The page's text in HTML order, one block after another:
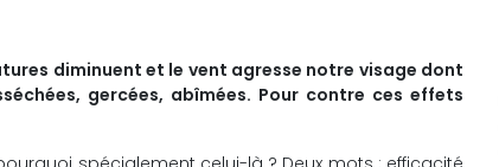
diminuent et le vent agresse notre visage dont
gercées, abîmées. Pour contre ces effets